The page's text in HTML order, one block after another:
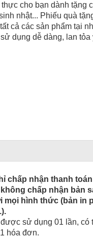
cho bạn dành tặng
nhật... Phiếu quà
cả các sản phẩm tại
dụng dễ dàng, lan
chấp nhận thanh
chấp nhận bản
mọi hình thức (bản in
được sử dụng 01 lần, có
hóa đơn.